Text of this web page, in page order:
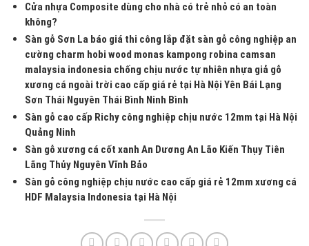
Cửa nhựa Composite dùng cho nhà có trẻ nhỏ có an toàn
không?
Sàn gỗ Sơn La báo giá thi công lắp đặt sàn gỗ công nghiệp an
cường charm hobi wood monas kampong robina camsan
malaysia indonesia chống chịu nước tự nhiên nhựa giả gỗ
xương cá ngoài trời cao cấp giá rẻ tại Hà Nội Yên Bái Lạng
Sơn Thái Nguyên Thái Bình Ninh Bình
Sàn gỗ cao cấp Richy công nghiệp chịu nước 12mm tại Hà Nội
Quảng Ninh
Sàn gỗ xương cá cốt xanh An Dương An Lão Kiến Thụy Tiên
Lãng Thủy Nguyên Vĩnh Bảo
Sàn gỗ công nghiệp chịu nước cao cấp giá rẻ 12mm xương cá
HDF Malaysia Indonesia tại Hà Nội